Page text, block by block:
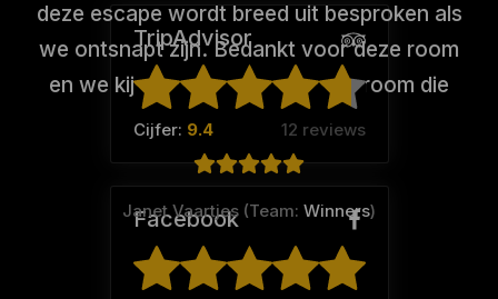
deze escape wordt breed uit besproken als
we ontsnapt zijn. Bedankt voor deze room
en we kijken uit naar de nieuwe room die
hopelijk snel klaar is.
Janet Vaartjes (Team: Winners)
TripAdvisor
Cijfer: 9.4 12 reviews
Facebook